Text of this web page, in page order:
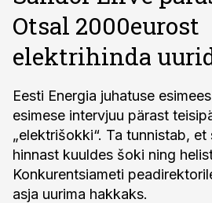
Otsal 2000eurost
elektrihinda
Eesti Energia juhatuse
esimese intervjuu pärast
„elektrišokki“. Ta tunnistab,
hinnast kuuldes šoki ning
Konkurentsiameti
asja uurima hakkaks.